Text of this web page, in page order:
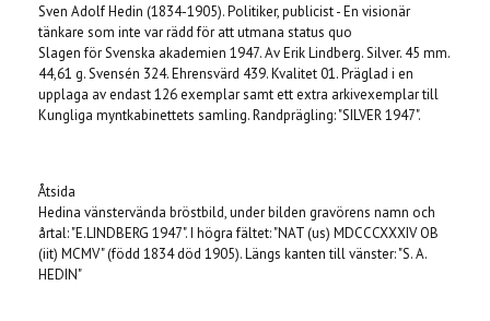
Sven Adolf Hedin (1834-1905). Politiker, publicist - En visionär
tänkare som inte var rädd för att utmana status quo
Slagen för Svenska akademien 1947. Av Erik Lindberg. Silver. 45 mm.
44,61 g. Svensén 324. Ehrensvärd 439. Kvalitet 01. Präglad i en
upplaga av endast 126 exemplar samt ett extra arkivexemplar till
Kungliga myntkabinettets samling. Randprägling: "SILVER 1947".
Åtsida
Hedina vänstervända bröstbild, under bilden gravörens namn och
årtal: "E.LINDBERG 1947". I högra fältet: "NAT (us) MDCCCXXXIV OB
(iit) MCMV" (född 1834 död 1905). Längs kanten till vänster: "S. A.
HEDIN"